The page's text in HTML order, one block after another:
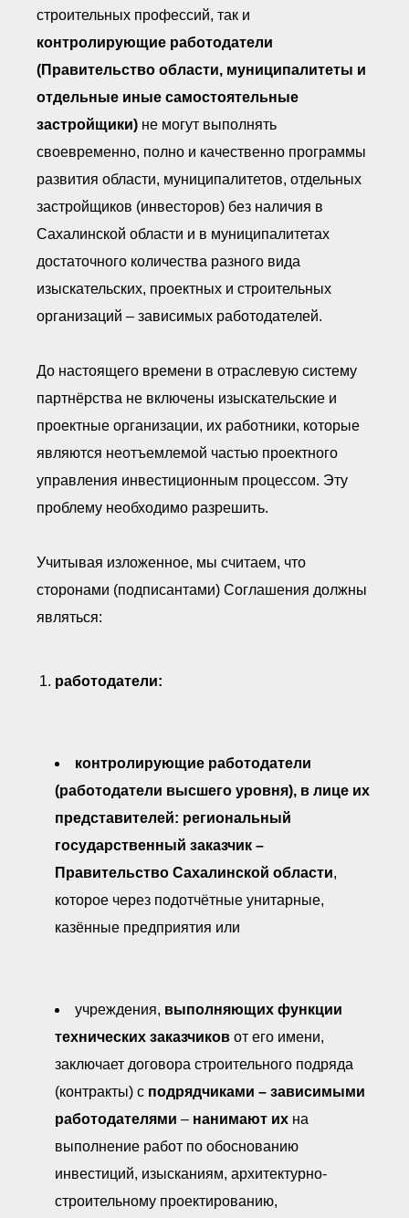
строительных профессий, так и
контролирующие работодатели
(Правительство области, муниципалитеты и
отдельные иные самостоятельные
застройщики) не могут выполнять
своевременно, полно и качественно программы
развития области, муниципалитетов, отдельных
застройщиков (инвесторов) без наличия в
Сахалинской области и в муниципалитетах
достаточного количества разного вида
изыскательских, проектных и строительных
организаций – зависимых работодателей.
До настоящего времени в отраслевую систему
партнёрства не включены изыскательские и
проектные организации, их работники, которые
являются неотъемлемой частью проектного
управления инвестиционным процессом. Эту
проблему необходимо разрешить.
Учитывая изложенное, мы считаем, что
сторонами (подписантами) Соглашения должны
являться:
работодатели:
контролирующие работодатели
(работодатели высшего уровня), в лице их
представителей: региональный
государственный заказчик –
Правительство Сахалинской области,
которое через подотчётные унитарные,
казённые предприятия или
учреждения, выполняющих функции
технических заказчиков от его имени,
заключает договора строительного подряда
(контракты) с подрядчиками – зависимыми
работодателями – нанимают их на
выполнение работ по обоснованию
инвестиций, изысканиям, архитектурно-
строительному проектированию,